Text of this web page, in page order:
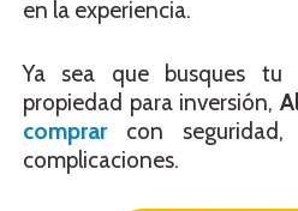
en la experiencia.
Ya sea que busques
propiedad para inversión,
comprarcon seguridad,
complicaciones.